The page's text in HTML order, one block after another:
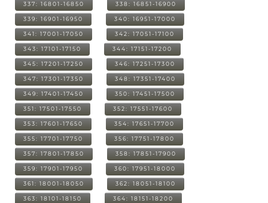
337: 16801-16850 338: 16851-16900
339: 16901-16950 340: 16951-17000
341: 17001-17050 342: 17051-17100
343: 17101-17150 344: 17151-17200
345: 17201-17250 346: 17251-17300
347: 17301-17350 348: 17351-17400
349: 17401-17450 350: 17451-17500
351: 17501-17550 352: 17551-17600
353: 17601-17650 354: 17651-17700
355: 17701-17750 356: 17751-17800
357: 17801-17850 358: 17851-17900
359: 17901-17950 360: 17951-18000
361: 18001-18050 362: 18051-18100
363: 18101-18150 364: 18151-18200